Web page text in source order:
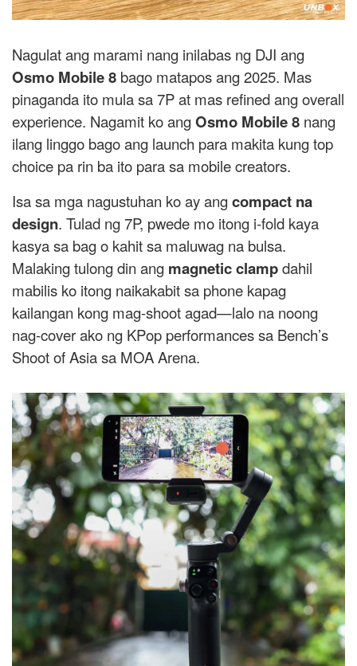
Nagulat ang marami nang inilabas ng DJI ang
Osmo Mobile 8 bago matapos ang 2025. Mas
pinaganda ito mula sa 7P at mas refined ang overall
experience. Nagamit ko angOsmo Mobile 8 nang
ilang linggo bago ang launch para makita kung top
choice pa rin ba ito para sa mobile creators.
Isa sa mga nagustuhan ko ay angcompact na
design. Tulad ng 7P, pwede mo itong i-fold kaya
kasya sa bag o kahit sa maluwag na bulsa.
Malaking tulong din ang magnetic clampdahil
mabilis ko itong naikakabit sa phone kapag
kailangan kong mag-shoot agad—lalo na noong
nag-cover ako ng KPop performances sa Bench’s
Shoot of Asia sa MOA Arena.